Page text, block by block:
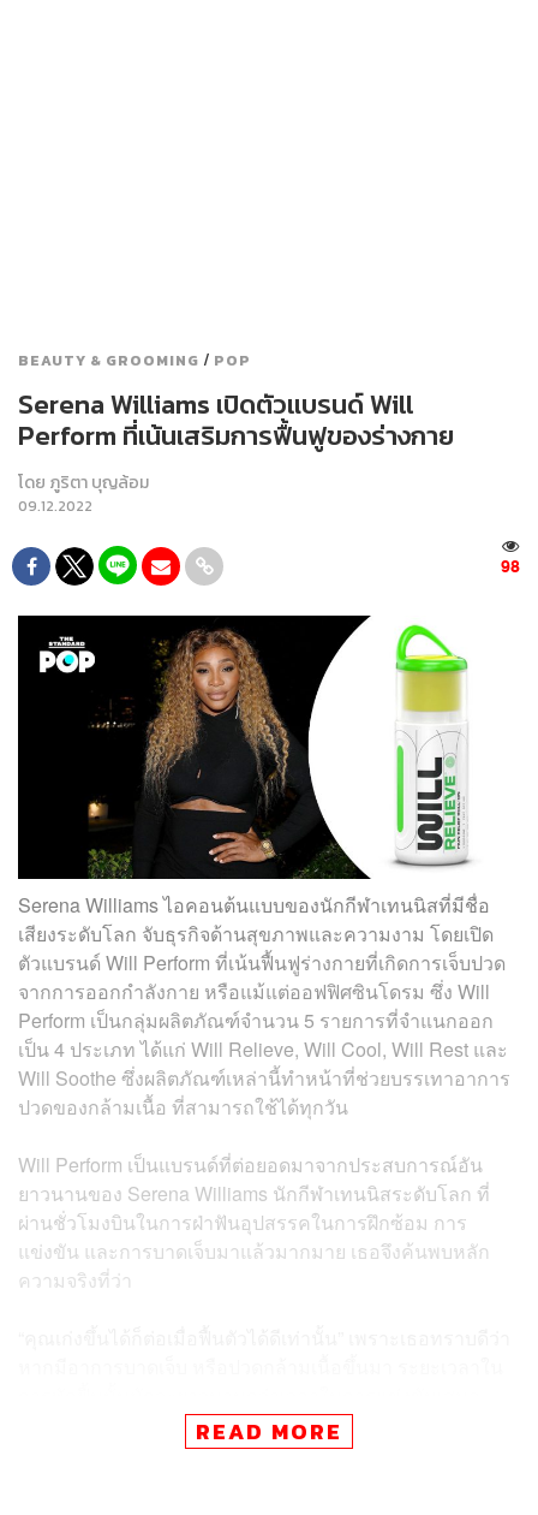
BEAUTY & GROOMING / POP
Serena Williams เปิดตัวแบรนด์ Will
Perform ที่เน้นเสริมการฟื้นฟูของร่างกาย
โดย ภูริตา บุญล้อม
09.12.2022
98
Serena Williams ไอคอนต้นแบบของนักกีฬาเทนนิสที่มีชื่อ
เสียงระดับโลก จับธุรกิจด้านสุขภาพและความงาม โดยเปิด
ตัวแบรนด์ Will Perform ที่เน้นฟื้นฟูร่างกายที่เกิดการเจ็บปวด
จากการออกกำลังกาย หรือแม้แต่ออฟฟิศซินโดรม ซึ่ง Will
Perform เป็นกลุ่มผลิตภัณฑ์จำนวน 5 รายการที่จำแนกออก
เป็น 4 ประเภท ได้แก่ Will Relieve, Will Cool, Will Rest และ
Will Soothe ซึ่งผลิตภัณฑ์เหล่านี้ทำหน้าที่ช่วยบรรเทาอาการ
ปวดของกล้ามเนื้อ ที่สามารถใช้ได้ทุกวัน
Will Perform เป็นแบรนด์ที่ต่อยอดมาจากประสบการณ์อัน
ยาวนานของ Serena Williams นักกีฬาเทนนิสระดับโลก ที่
ผ่านชั่วโมงบินในการฝ่าฟันอุปสรรคในการฝึกซ้อม การ
แข่งขัน และการบาดเจ็บมาแล้วมากมาย เธอจึงค้นพบหลัก
ความจริงที่ว่า
การได้ใช้ผลิตภัณฑ์จากแบรนด์ต่างๆ ที่มีตามท้องตลาดใน
การช่วยฟื้นฟูกล้ามเนื้อและความเจ็บปวดยังไม่มีอันไหนที่
READ MORE